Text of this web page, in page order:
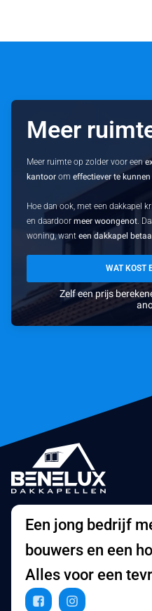
Meer
Meer ruimte op zolder voor een
kantoor omeffectiever te
Hoe dan ook, met een dakkapel
en daardoormeer woongenot.
woning, wanteen dakkapel
WAT KOST
Zelf een prijs
Een jong bedrijf
bouwers en een
Alles voor een